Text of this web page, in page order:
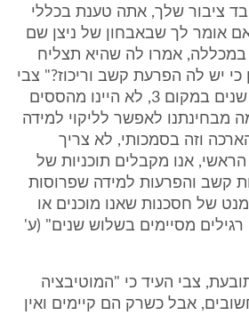
ציבור שלך, אתה טענת בכללי
אומר לך שבאבחון של ניצן שם
במכללה, אמרו לה שהיא תצליח
יש לה הפרעת קשב וריכוז?" צבי
השיב: "אם זה היה 4 שנים במקום 3, לא היינו מהססים
מבחינתנו לאפשר לליקוי למידה
וזה בסמכותי, לא צריך
אנו מקבלים תוכניות של
קשב והפרעות למידה שפרוסות
של חסכנות שאנו מוכנים או
מסיימים בשלוש שנים" (ע'
צבי העיד כי "המוטיבציה
אבל כשרק הם קיימים ואין